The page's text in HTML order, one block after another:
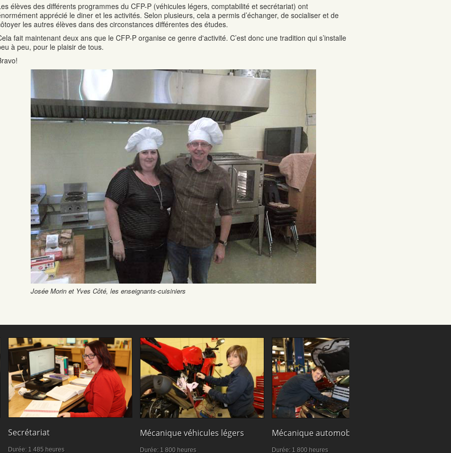
élèves des différents programmes du CFP-P (véhicules légers, comptabilité et secrétariat) ont
apprécié le diner et les activités. Selon plusieurs, cela a permis d’échanger, de socialiser et de
les autres élèves dans des circonstances différentes des études.
fait maintenant deux ans que le CFP-P organise ce genre d'activité. C’est donc une tradition qui s’installe
à peu, pour le plaisir de tous.
Josée Morin et Yves Côté, les enseignants-cuisiniers
Secrétariat
Durée: 1 485 heures
Mécanique véhicules légers
Durée: 1 800 heures
Mécanique automobile
Durée: 1 800 heures